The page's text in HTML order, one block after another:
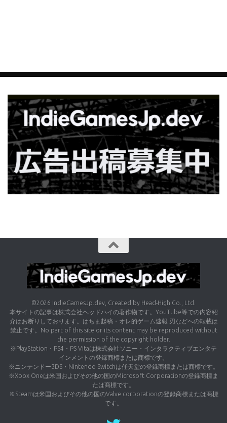
©2026 IndieGamesJp.dev, Created by Head-High Co., Ltd.
本サイトの記事は株式会社ヘッドハイの著作物です。YouTube等での内容紹
介はお断りしております。はちま起稿・オレ的ゲーム速報 刃などへの転載は
禁止です。No part of this site or its content may be reproduced without
the permission of the copyright holder.
※PlayStation・PS4・PS Vitaは株式会社ソニー・インタラクティブエンタテ
インメントの登録商標または商標です。
※ニンテンドー3DS・Nintendo Switchは任天堂の登録商標または商標です。
※Xbox Oneは米国およびその他の国のMicrosoft Corporationの登録商標ま
たは商標です。
※Steamは米国およびその他の国のValve corporationの登録商標または商標
です。